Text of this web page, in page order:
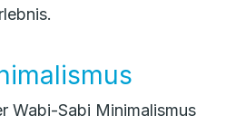
Wabi-Sabi Minimalismus